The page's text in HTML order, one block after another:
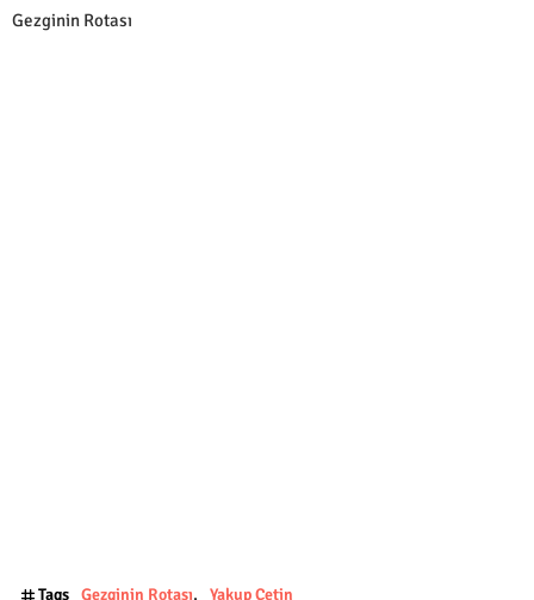
Gezginin Rotası
Tags Gezginin Rotası Yakup Çetin